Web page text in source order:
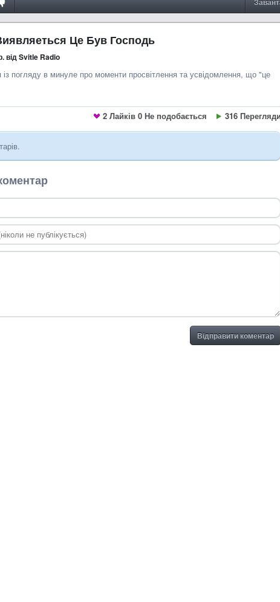
Це Був Господь
від Svitle Radio
із погляду в минуле про моменти просвітлення та усвідомлення, що "це
316 Перегляди
2 Лайків 0 Не подобається
Відправити коментар